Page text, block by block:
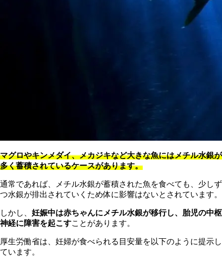
マグロやキンメダイ、メカジキなど大きな魚にはメチル水銀が
多く蓄積されているケースがあります。
通常であれば、メチル水銀が蓄積された魚を食べても、少しず
つ水銀が排出されていくため体に影響はないとされています。
しかし、 妊娠中は赤ちゃんにメチル水銀が移行し、胎児の中枢
神経に障害を起こすことがあります。
厚生労働省は、妊婦が食べられる目安量を以下のように提示し
ています。